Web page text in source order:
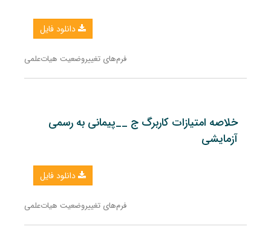
دانلود فایل
فرم‌های تغییروضعیت هیات‌علمی
خلاصه امتیازات کاربرگ ج __پیمانی به رسمی
آزمایشی
دانلود فایل
فرم‌های تغییروضعیت هیات‌علمی